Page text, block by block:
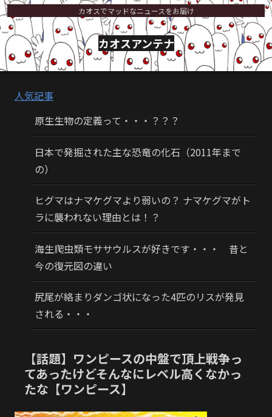
カオスでマッドなニュースをお届け
カオスアンテナ
人気記事
原生生物の定義って・・・？？？
日本で発掘された主な恐竜の化石（2011年まで
の）
ヒグマはナマケグマより弱いの？ ナマケグマがト
ラに襲われない理由とは！？
海生爬虫類モササウルスが好きです・・・ 昔と
今の復元図の違い
尻尾が絡まりダンゴ状になった4匹のリスが発見
される・・・
【話題】ワンピースの中盤で頂上戦争っ
てあったけどそんなにレベル高くなかっ
たな【ワンピース】